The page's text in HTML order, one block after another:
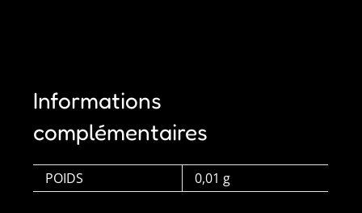
Informations
complémentaires
POIDS 0,01 g